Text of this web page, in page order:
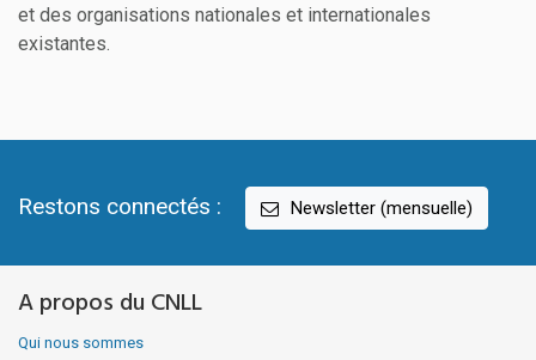
et des organisations nationales et internationales
existantes.
Restons connectés : Newsletter (mensuelle)
A propos du CNLL
Qui nous sommes